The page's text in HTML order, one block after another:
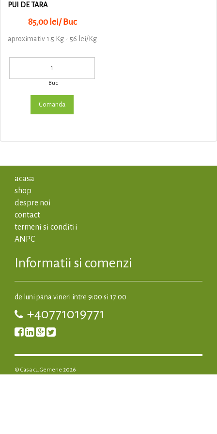
PUI DE TARA
85,00 lei/ Buc
aproximativ 1.5 Kg - 56 lei/Kg
Buc
acasa
shop
despre noi
contact
termeni si conditii
ANPC
Informatii si comenzi
de luni pana vineri intre 9:00 si 17:00
+40771019771
© Casa cu Gemene 2026